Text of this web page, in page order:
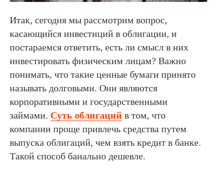
Итак, сегодня мы рассмотрим вопрос,
касающийся инвестиций в облигации, и
постараемся ответить, есть ли смысл в них
инвестировать физическим лицам? Важно
понимать, что такие ценные бумаги принято
называть долговыми. Они являются
корпоративными и государственными
займами. Суть облигаций в том, что
компании проще привлечь средства путем
выпуска облигаций, чем взять кредит в банке.
Такой способ банально дешевле.